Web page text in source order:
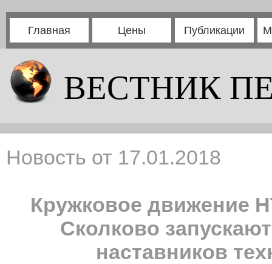
Главная Цены Публикации
ВЕСТНИК
Новость от 17.01.2018
Кружковое движение
Сколково
наставников